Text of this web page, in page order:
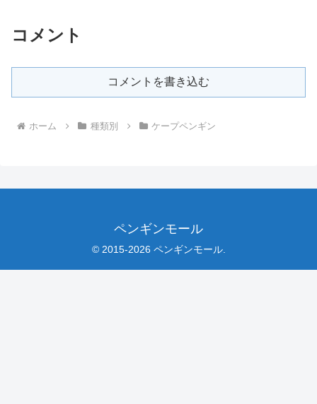
コメント
コメントを書き込む
ホーム 種類別 ケープペンギン
ペンギンモール
© 2015-2026 ペンギンモール.